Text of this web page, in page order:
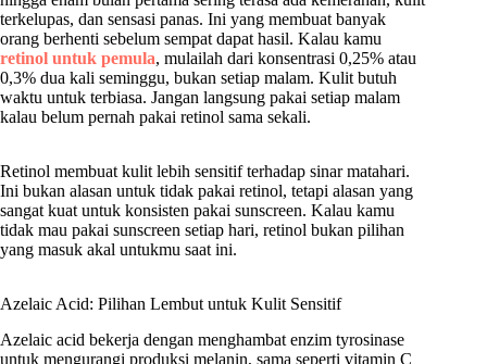
terkelupas, dan sensasi panas. Ini yang membuat banyak
orang berhenti sebelum sempat dapat hasil. Kalau kamu
retinol untuk pemula, mulailah dari konsentrasi 0,25% atau
0,3% dua kali seminggu, bukan setiap malam. Kulit butuh
waktu untuk terbiasa. Jangan langsung pakai setiap malam
kalau belum pernah pakai retinol sama sekali.
Retinol membuat kulit lebih sensitif terhadap sinar matahari.
Ini bukan alasan untuk tidak pakai retinol, tetapi alasan yang
sangat kuat untuk konsisten pakai sunscreen. Kalau kamu
tidak mau pakai sunscreen setiap hari, retinol bukan pilihan
yang masuk akal untukmu saat ini.
Azelaic Acid: Pilihan Lembut untuk Kulit Sensitif
Azelaic acid bekerja dengan menghambat enzim tyrosinase
untuk mengurangi produksi melanin, sama seperti vitamin C